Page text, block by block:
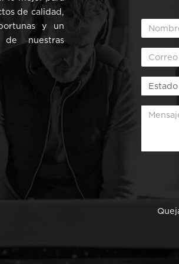
de calidad,
y un
nuestras